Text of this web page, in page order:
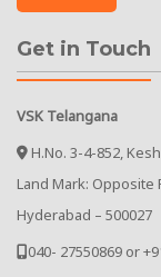
Get in Touch
VSK Telangana
H.No. 3-4-852,
Land Mark: Opposite
Hyderabad – 500027
040- 27550869 or